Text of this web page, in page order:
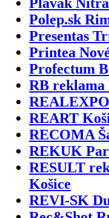
Polep.sk
Presentas
Printea
Profectum
RB reklama
REART
RECOMA
REKUK
RESULT
Košice
REVI-SK